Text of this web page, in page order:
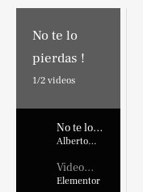
No te lo
pierdas !
1/2 videos
No te lo
pierdas !
Alberto
Video
Placehold
Elementor